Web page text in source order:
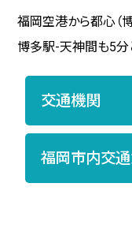
福岡空港から都心（
博多駅-天神間も5分
交通機関
福岡市内交通